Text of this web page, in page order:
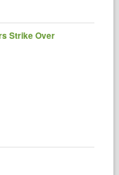
Strike Over